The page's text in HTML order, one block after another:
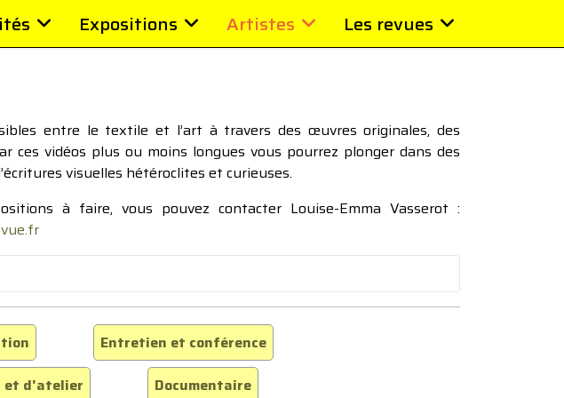
Expositions Artistes Les revues
entre le textile et l’art à travers des œuvres originales, des
ces vidéos plus ou moins longues vous pourrez plonger dans des
visuelles hétéroclites et curieuses.
à faire, vous pouvez contacter Louise-Emma Vasserot :
Entretien et conférence
et d'atelier Documentaire